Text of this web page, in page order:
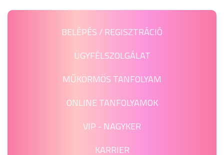
BELÉPÉS / REGISZTRÁCIÓ
ÜGYFÉLSZOLGÁLAT
MŰKÖRMÖS TANFOLYAM
ONLINE TANFOLYAMOK
VIP - NAGYKER
KARRIER